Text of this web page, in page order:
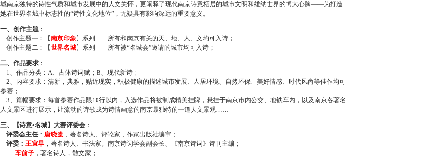
城南京独特的诗性气质和城市发展中的人文关怀，更阐释了现代南京诗意栖居的城市文明和雄纳世界的博大心胸——为打造
她在世界名城中标志性的“诗性文化地位”，无疑具有影响深远的重要意义。
一、创作主题 ：
创作主题一：【南京印象】系列——所有和南京有关的天、地、人、文均可入诗；
创作主题二：【世界名城】系列——所有被“名城会”邀请的城市均可入诗；
二、作品要求 ：
1、作品分类：A、古体诗词赋；B、现代新诗；
2、内容要求：清新，典雅，贴近现实，积极健康的描述城市发展、人居环境、自然环保、美好情感、时代风尚等佳作均可
参赛；
3、篇幅要求：每首参赛作品限10行以内，入选作品将被制成精美挂牌，悬挂于南京市内公交、地铁车内，以及南京各著名
人文景区进行展示，让流动的诗歌成为诗情画意的南京最独特的一道人文景观……
三、【诗意•名城】大赛评委会 ：
评委会主任： 唐晓渡 ，著名诗人、评论家，作家出版社编审；
评委： 王宜早 ，著名诗人、书法家。南京诗词学会副会长、《南京诗词》诗刊主编；
车前子 ，著名诗人，散文家；